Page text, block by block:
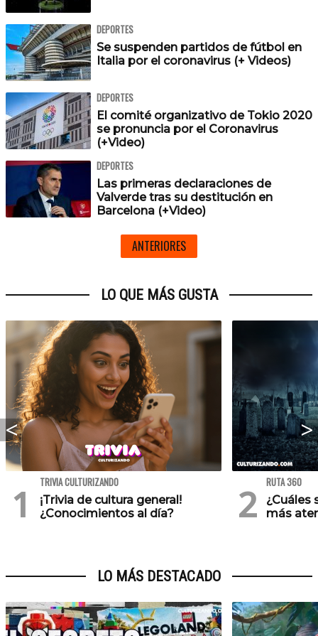
DEPORTES
Se suspenden partidos de fútbol en
Italia por el coronavirus (+ Videos)
DEPORTES
El comité organizativo de Tokio 2020
se pronuncia por el Coronavirus
(+Video)
DEPORTES
Las primeras declaraciones de
Valverde tras su destitución en
Barcelona (+Video)
ANTERIORES
LO QUE MÁS GUSTA
TRIVIA CULTURIZANDO
¡Trivia de cultura general!
¿Conocimientos al día?
RUTA 360
¿Cuáles
más
LO MÁS DESTACADO